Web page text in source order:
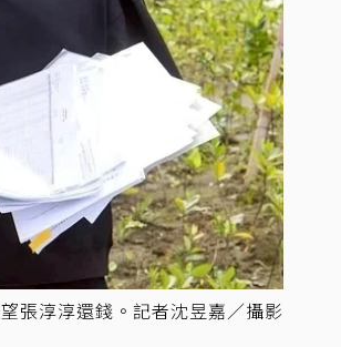
張淳淳還錢。記者沈昱嘉／攝影